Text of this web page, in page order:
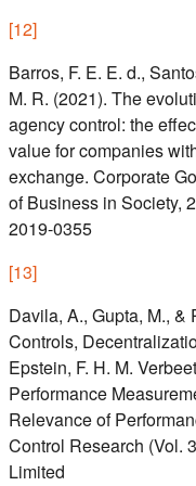
[12]
Barros, F. E. E. d.,
M. R. (2021). The
agency control: the
value for companies
exchange. Corporate
of Business in Society,
2019-0355
[13]
Davila, A., Gupta, M., &
Controls,
Epstein, F. H. M.
Performance
Relevance of
Control Research (Vol.
Limited